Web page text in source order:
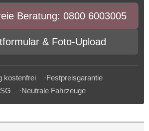
Beratung: 0800 6003005
& Foto-Upload
kostenfrei ·Festpreisgarantie
·Neutrale Fahrzeuge